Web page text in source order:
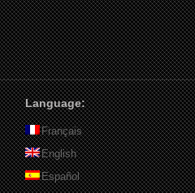
Language:
Français
English
Español